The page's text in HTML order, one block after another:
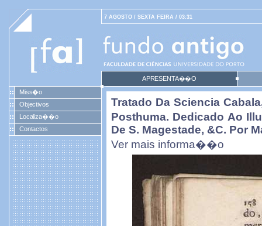
7 AGOSTO / SEXTA FEIRA / 03:31
APRESENTA��O
Miss�o
Objectivos
Localiza��o
Contactos
Tratado Da Sciencia
Posthuma. Dedicado Ao
De S. Magestade, &c. Por
Ver mais informa��o